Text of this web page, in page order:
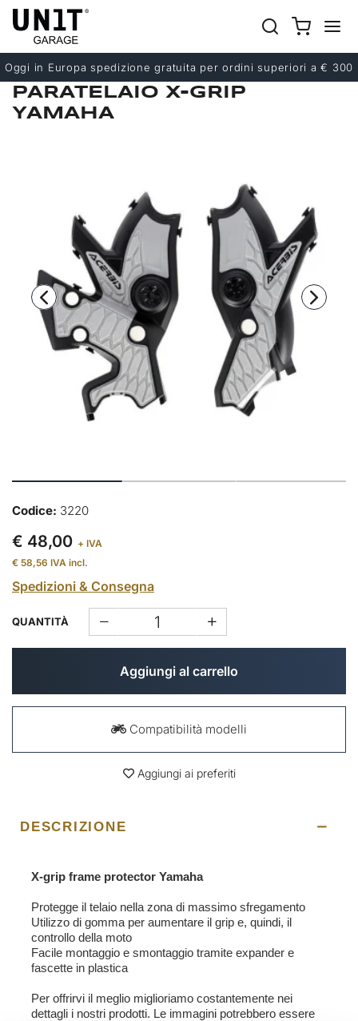
Oggi in Europa spedizione gratuita per ordini superiori a € 300
Precedente
Successivo
PARATELAIO X-GRIP
YAMAHA
Codice: 3220
€ 48,00 + IVA
€ 58,56 IVA incl.
Spedizioni & Consegna
QUANTITÀ
Aggiungi al carrello
Compatibilità modelli
Aggiungi ai preferiti
DESCRIZIONE
X-grip frame protector Yamaha
Protegge il telaio nella zona di massimo sfregamento
Utilizzo di gomma per aumentare il grip e, quindi, il
controllo della moto
Facile montaggio e smontaggio tramite expander e
fascette in plastica
Per offrirvi il meglio miglioriamo costantemente nei
dettagli i nostri prodotti. Le immagini potrebbero essere